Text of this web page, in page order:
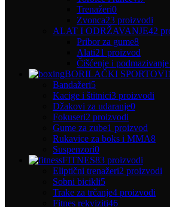
Trenažeri0
Zvonca23 proizvodi
ALAT I ODRŽAVANJE42
Pribor za gume8
Alati21 proizvod
Čišćenje i podmazivanje
BORILAČKI SPORTOVI
Bandažeri5
Kacige i štitnici3 proizvodi
Džakovi za udaranje0
Fokuseri2 proizvodi
Gume za zube1 proizvod
Rukavice za boks i MMA8
Suspenzori0
FITNES83 proizvodi
Eliptični trenažeri2 proizvodi
Sobni bicikli5
Trake za trčanje4 proizvodi
Fitnes rekviziti46